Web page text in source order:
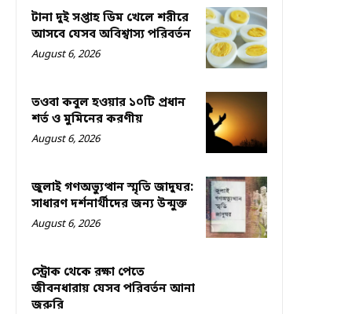
টানা দুই সপ্তাহ ডিম খেলে শরীরে
আসবে যেসব অবিশ্বাস্য পরিবর্তন
August 6, 2026
তওবা কবুল হওয়ার ১০টি প্রধান
শর্ত ও মুমিনের করণীয়
August 6, 2026
জুলাই গণঅভ্যুত্থান স্মৃতি জাদুঘর:
সাধারণ দর্শনার্থীদের জন্য উন্মুক্ত
August 6, 2026
স্ট্রোক থেকে রক্ষা পেতে
জীবনধারায় যেসব পরিবর্তন আনা
জরুরি